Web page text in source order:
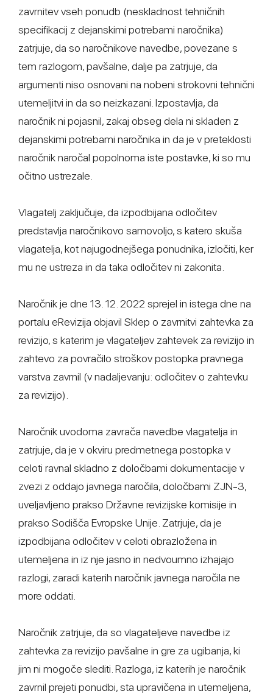
zavrnitev vseh ponudb (neskladnost tehničnih
specifikacij z dejanskimi potrebami naročnika)
zatrjuje, da so naročnikove navedbe, povezane s
tem razlogom, pavšalne, dalje pa zatrjuje, da
argumenti niso osnovani na nobeni strokovni tehnični
utemeljitvi in da so neizkazani. Izpostavlja, da
naročnik ni pojasnil, zakaj obseg dela ni skladen z
dejanskimi potrebami naročnika in da je v preteklosti
naročnik naročal popolnoma iste postavke, ki so mu
očitno ustrezale.
Vlagatelj zaključuje, da izpodbijana odločitev
predstavlja naročnikovo samovoljo, s katero skuša
vlagatelja, kot najugodnejšega ponudnika, izločiti, ker
mu ne ustreza in da taka odločitev ni zakonita.
Naročnik je dne 13. 12. 2022 sprejel in istega dne na
portalu eRevizija objavil Sklep o zavrnitvi zahtevka za
revizijo, s katerim je vlagateljev zahtevek za revizijo in
zahtevo za povračilo stroškov postopka pravnega
varstva zavrnil (v nadaljevanju: odločitev o zahtevku
za revizijo).
Naročnik uvodoma zavrača navedbe vlagatelja in
zatrjuje, da je v okviru predmetnega postopka v
celoti ravnal skladno z določbami dokumentacije v
zvezi z oddajo javnega naročila, določbami ZJN-3,
uveljavljeno prakso Državne revizijske komisije in
prakso Sodišča Evropske Unije. Zatrjuje, da je
izpodbijana odločitev v celoti obrazložena in
utemeljena in iz nje jasno in nedvoumno izhajajo
razlogi, zaradi katerih naročnik javnega naročila ne
more oddati.
Naročnik zatrjuje, da so vlagateljeve navedbe iz
zahtevka za revizijo pavšalne in gre za ugibanja, ki
jim ni mogoče slediti. Razloga, iz katerih je naročnik
zavrnil prejeti ponudbi, sta upravičena in utemeljena,